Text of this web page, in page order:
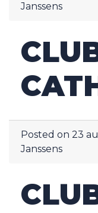
Janssens
Posted on 23
Janssens